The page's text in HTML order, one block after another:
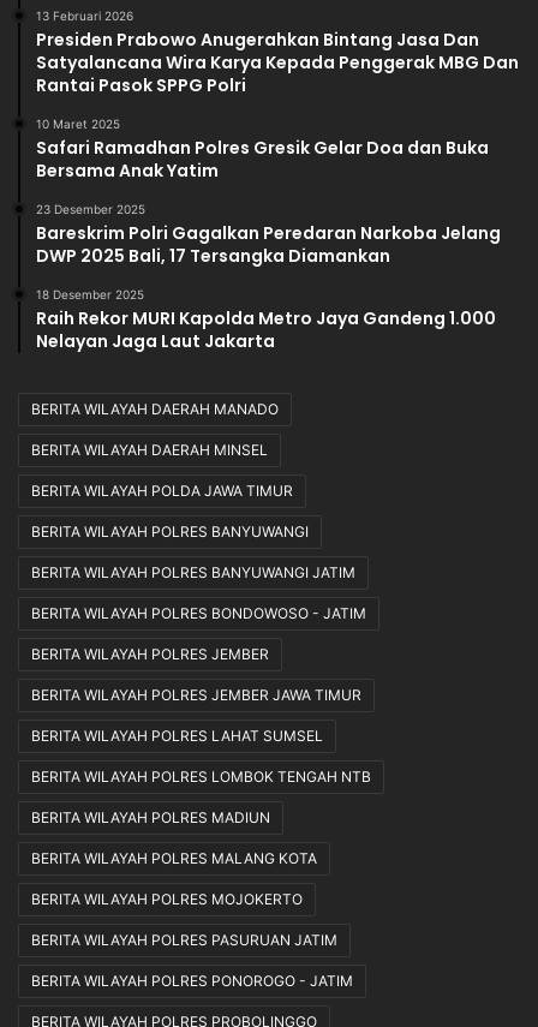
13 Februari 2026
Presiden Prabowo Anugerahkan Bintang Jasa Dan
Satyalancana Wira Karya Kepada Penggerak MBG Dan
Rantai Pasok SPPG Polri
10 Maret 2025
Safari Ramadhan Polres Gresik Gelar Doa dan Buka
Bersama Anak Yatim
23 Desember 2025
Bareskrim Polri Gagalkan Peredaran Narkoba Jelang
DWP 2025 Bali, 17 Tersangka Diamankan
18 Desember 2025
Raih Rekor MURI Kapolda Metro Jaya Gandeng 1.000
Nelayan Jaga Laut Jakarta
BERITA WILAYAH DAERAH MANADO
BERITA WILAYAH DAERAH MINSEL
BERITA WILAYAH POLDA JAWA TIMUR
BERITA WILAYAH POLRES BANYUWANGI
BERITA WILAYAH POLRES BANYUWANGI JATIM
BERITA WILAYAH POLRES BONDOWOSO - JATIM
BERITA WILAYAH POLRES JEMBER
BERITA WILAYAH POLRES JEMBER JAWA TIMUR
BERITA WILAYAH POLRES LAHAT SUMSEL
BERITA WILAYAH POLRES LOMBOK TENGAH NTB
BERITA WILAYAH POLRES MADIUN
BERITA WILAYAH POLRES MALANG KOTA
BERITA WILAYAH POLRES MOJOKERTO
BERITA WILAYAH POLRES PASURUAN JATIM
BERITA WILAYAH POLRES PONOROGO - JATIM
BERITA WILAYAH POLRES PROBOLINGGO